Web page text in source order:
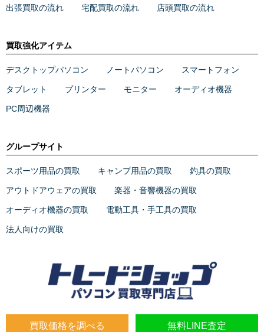
買取価格を調べる 無料LINE査定
出張買取の流れ 宅配買取の流れ 店頭買取の流れ
買取強化アイテム
デスクトップパソコン ノートパソコン スマートフォン
タブレット プリンター モニター オーディオ機器
PC周辺機器
グループサイト
スポーツ用品の買取 キャンプ用品の買取 釣具の買取
アウトドアウェアの買取 楽器・音響機器の買取
オーディオ機器の買取 電動工具・手工具の買取
法人向けの買取